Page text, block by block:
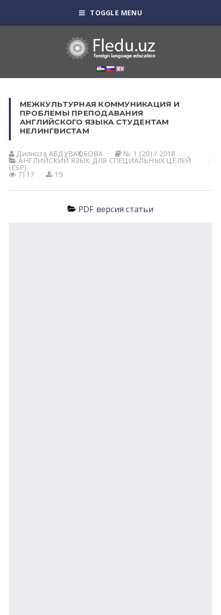
TOGGLE MENU
МЕЖКУЛЬТУРНАЯ КОММУНИКАЦИЯ И
ПРОБЛЕМЫ ПРЕПОДАВАНИЯ
АНГЛИЙСКОГО ЯЗЫКА СТУДЕНТАМ
НЕЛИНГВИСТАМ
Дилноза АБДУВАҲОБОВА № 1 (20) / 2018
АНГЛИЙСКИЙ ЯЗЫК ДЛЯ СПЕЦИАЛЬНЫХ ЦЕЛЕЙ
(ESP)
7117 19
PDF версия статьи